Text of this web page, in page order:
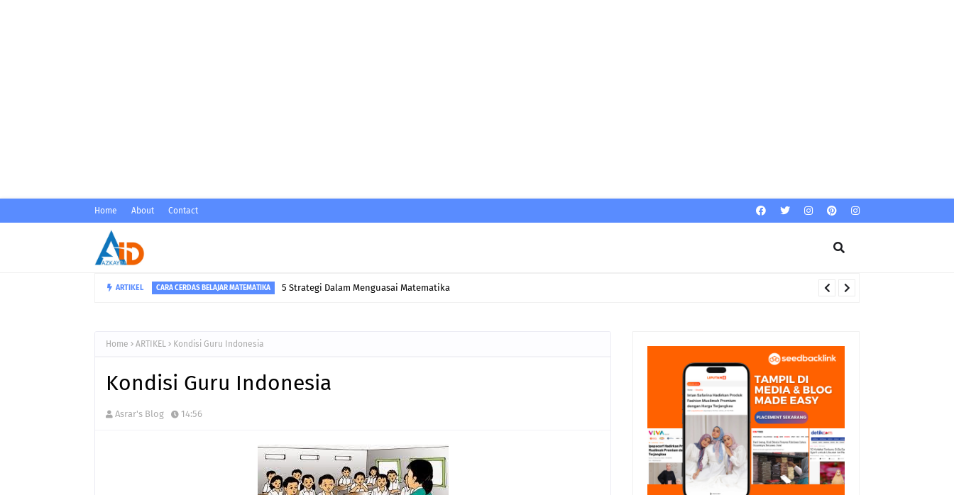
Home About Contact
ARTIKEL CARA CERDAS BELAJAR MATEMATIKA 5 Strategi Dalam Menguasai Matematika
Home ARTIKEL Kondisi Guru Indonesia
Kondisi Guru Indonesia
Asrar's Blog 14:56